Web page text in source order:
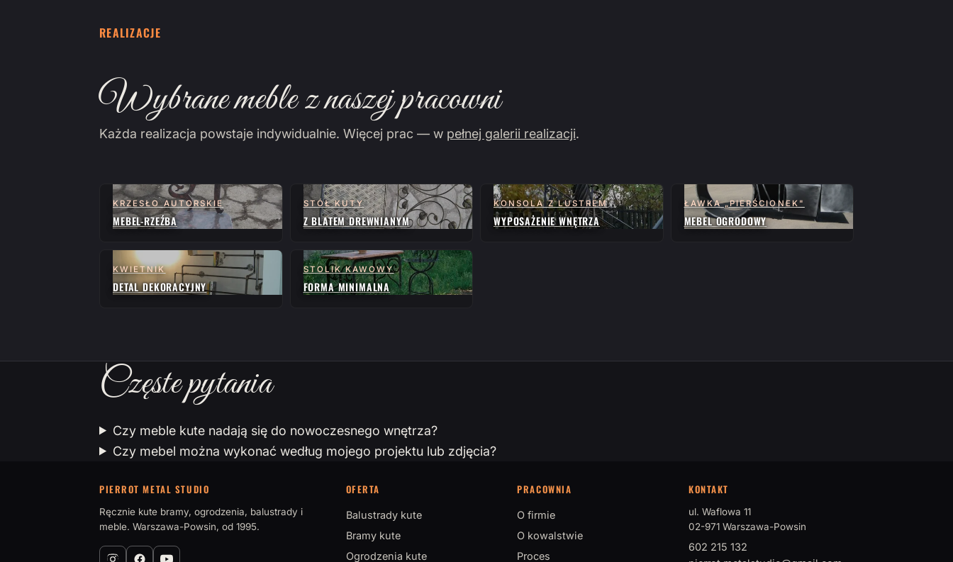
REALIZACJE
Wybrane meble z naszej pracowni
Każda realizacja powstaje indywidualnie. Więcej prac — w pełnej galerii realizacji.
KRZESŁO AUTORSKIE
MEBEL-RZEŹBA
STÓŁ KUTY
Z BLATEM DREWNIANYM
KONSOLA Z LUSTREM
WYPOSAŻENIE WNĘTRZA
ŁAWKA „PIERŚCIONEK"
MEBEL OGRODOWY
KWIETNIK
DETAL DEKORACYJNY
STOLIK KAWOWY
FORMA MINIMALNA
Częste pytania
Czy meble kute nadają się do nowoczesnego wnętrza?
Czy mebel można wykonać według mojego projektu lub zdjęcia?
PIERROT METAL STUDIO
Ręcznie kute bramy, ogrodzenia, balustrady i
meble. Warszawa-Powsin, od 1995.
OFERTA
Balustrady kute
Bramy kute
Ogrodzenia kute
PRACOWNIA
O firmie
O kowalstwie
Proces
KONTAKT
ul. Waflowa 11
02-971 Warszawa-Powsin
602 215 132